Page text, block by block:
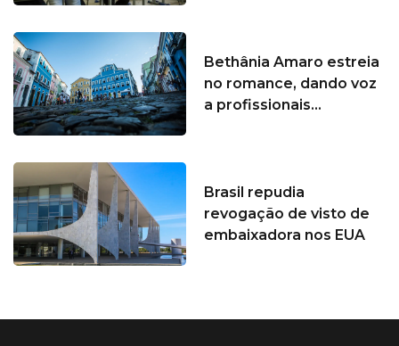
Bethânia Amaro estreia
no romance, dando voz
a profissionais...
Brasil repudia
revogação de visto de
embaixadora nos EUA